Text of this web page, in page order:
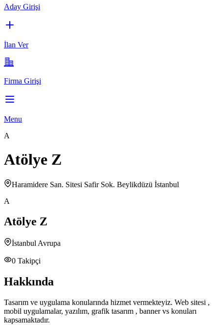
Aday Girişi
İlan Ver
Firma Girişi
Menu
A
Atölye Z
Haramidere San. Sitesi Safir Sok. Beylikdüzü İstanbul
A
Atölye Z
İstanbul Avrupa
0 Takipçi
Hakkında
Tasarım ve uygulama konularında hizmet vermekteyiz. Web sitesi ,
mobil uygulamalar, yazılım, grafik tasarım , banner vs konuları
kapsamaktadır.